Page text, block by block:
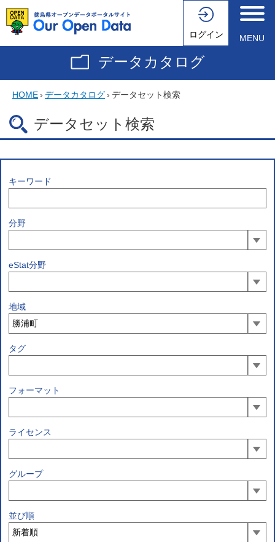
ログイン MENU
データカタログ
HOME› データカタログ› データセット検索
データセット検索
キーワード
分野
eStat分野
地域
タグ
フォーマット
ライセンス
グループ
並び順